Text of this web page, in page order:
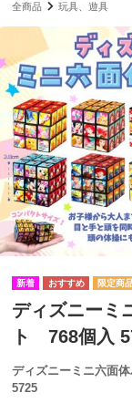
全商品 玩具、遊具
ディズニーミ
ト 768個入
ディズニーミニ六面
5725